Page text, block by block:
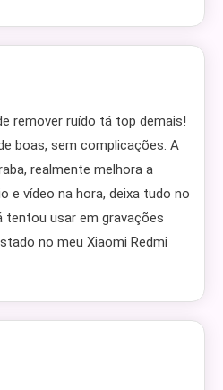
remover ruído tá top demais!
boas, sem complicações. A
realmente melhora a
e vídeo na hora, deixa tudo no
tentou usar em gravações
no meu Xiaomi Redmi